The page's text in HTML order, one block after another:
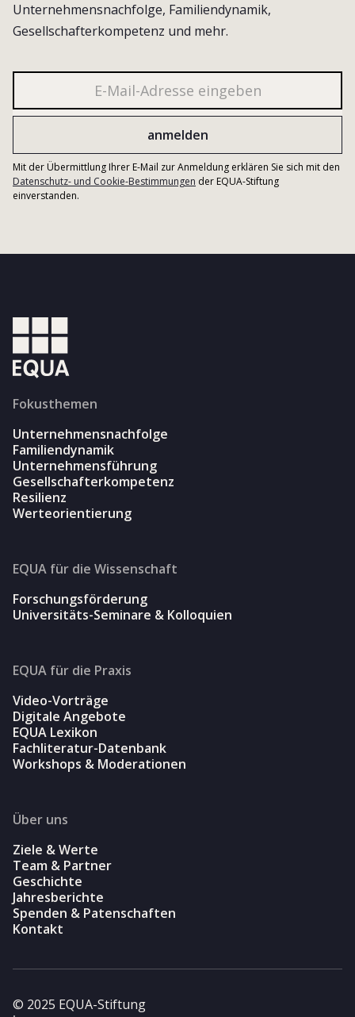
Unternehmensnachfolge, Familiendynamik,
Gesellschafterkompetenz und mehr.
Mit der Übermittlung Ihrer E-Mail zur Anmeldung erklären Sie sich mit den
Datenschutz- und Cookie-Bestimmungen der EQUA-Stiftung
einverstanden.
Fokusthemen
Unternehmensnachfolge
Familiendynamik
Unternehmensführung
Gesellschafterkompetenz
Resilienz
Werteorientierung
EQUA für die Wissenschaft
Forschungsförderung
Universitäts-Seminare & Kolloquien
EQUA für die Praxis
Video-Vorträge
Digitale Angebote
EQUA Lexikon
Fachliteratur-Datenbank
Workshops & Moderationen
Über uns
Ziele & Werte
Team & Partner
Geschichte
Jahresberichte
Spenden & Patenschaften
Kontakt
© 2025 EQUA-Stiftung